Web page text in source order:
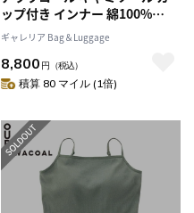
ップ付き インナー 綿100%
OUR WACOAL トップス インナ
ーウェア ブラトップ アンダー
ゴムなし キャミ シンプル スト
ラップ調整 レディース カップ
ギャレリア Bag＆Luggage
8,800 円 （税込）
積算 80 マイル (1倍)